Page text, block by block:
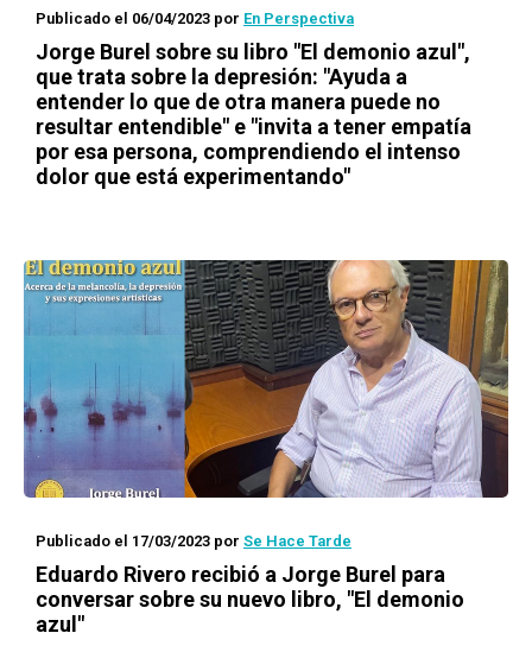
Publicado el 06/04/2023 por En Perspectiva
Jorge Burel sobre su libro "El demonio azul",
que trata sobre la depresión: "Ayuda a
entender lo que de otra manera puede no
resultar entendible" e "invita a tener empatía
por esa persona, comprendiendo el intenso
dolor que está experimentando"
Publicado el 17/03/2023 por Se Hace Tarde
Eduardo Rivero recibió a Jorge Burel para
conversar sobre su nuevo libro, "El demonio
azul"